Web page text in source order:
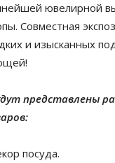
ювелирной
Совместная
и изысканных
представлены
посуда.